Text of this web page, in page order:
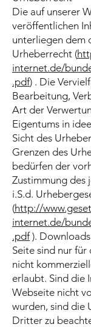
Die auf unserer
veröffentlichen
unterliegen dem
Urheberrecht (
internet.de/
.pdf) . Die
Bearbeitung,
Art der
Eigentums in
Sicht des
Grenzen des
bedürfen der
Zustimmung des
i.S.d.
(http://
internet.de/
.pdf).
Seite sind nur
nicht
erlaubt. Sind die
Webseite nicht
wurden, sind die
Dritter zu